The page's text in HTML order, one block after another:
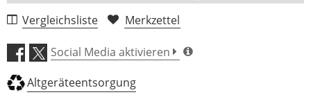
1 Rezension
5 Sterne
4 Sterne
3 Sterne
Vergleichsliste Merkzettel
Social Media aktivieren
Altgeräteentsorgung